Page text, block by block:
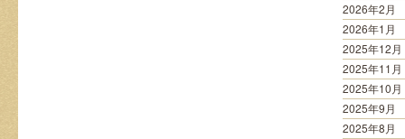
2026年2月
2026年1月
2025年12月
2025年11月
2025年10月
2025年9月
2025年8月